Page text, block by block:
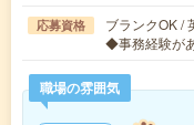
応募資格
ブランクOK /
◆事務経験が
職場の雰囲気